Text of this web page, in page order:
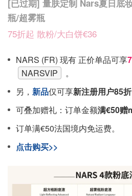
[已过期] 量肤定制 Nars夏日底
瓶/超雾瓶
75折起 散粉/大白饼€36
NARS (FR) 现有 正价单品可享
NARSVIP
。
另， 新品仅可享新注册用户85折
可叠加赠礼：订单金额满€50赠
订单满€50法国境内免运费。
点击购买>>